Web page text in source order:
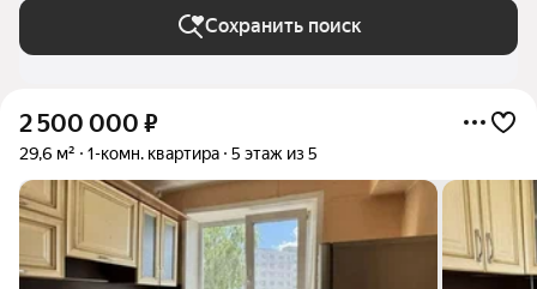
Сохранить поиск
2 500 000 ₽
29,6 м² 1-комн. квартира 5 этаж из 5